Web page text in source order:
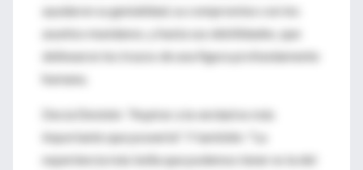
ayudaron su genialidad, su compromiso con los
asuntos mundanos, y hasta sus debilidades, que
delinearon los trazos de una figura profundamente
humana.
Decía Einstein: "Aspirar a la verdad es más
importante que poseerla". Y también: "La
experiencia más bella que podemos tener es la del